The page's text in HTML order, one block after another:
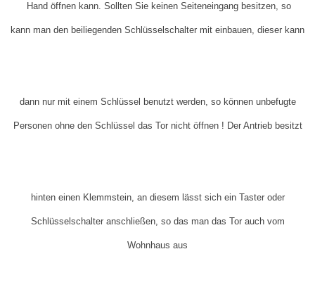
Hand öffnen kann. Sollten Sie keinen Seiteneingang besitzen, so
kann man den beiliegenden Schlüsselschalter mit einbauen, dieser kann
dann nur mit einem Schlüssel benutzt werden, so können unbefugte
Personen ohne den Schlüssel das Tor nicht öffnen ! Der Antrieb besitzt
hinten einen Klemmstein, an diesem lässt sich ein Taster oder
Schlüsselschalter anschließen, so das man das Tor auch vom
Wohnhaus aus